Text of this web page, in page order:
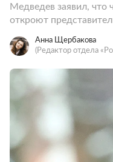
Медведев заявил, что
откроют
Анна Щербакова
(Редактор отдела